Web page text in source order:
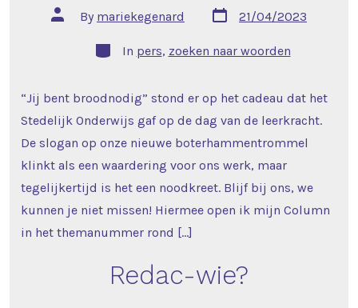
Post
author
By mariekegenard
Post
date
21/04/2023
Categories
In pers, zoeken naar woorden
“Jij bent broodnodig” stond er op het cadeau dat het
Stedelijk Onderwijs gaf op de dag van de leerkracht.
De slogan op onze nieuwe boterhammentrommel
klinkt als een waardering voor ons werk, maar
tegelijkertijd is het een noodkreet. Blijf bij ons, we
kunnen je niet missen! Hiermee open ik mijn Column
in het themanummer rond […]
Redac-wie?